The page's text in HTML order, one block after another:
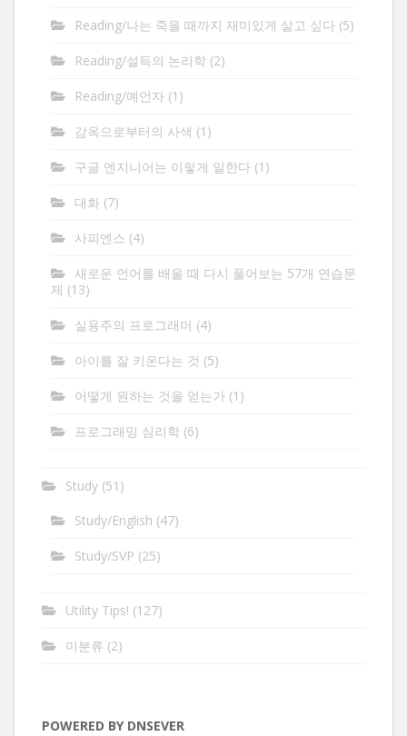
Reading/나는 죽을 때까지 재미있게 살고 싶다 (5)
Reading/설득의 논리학 (2)
Reading/예언자 (1)
감옥으로부터의 사색 (1)
구글 엔지니어는 이렇게 일한다 (1)
대화 (7)
사피엔스 (4)
새로운 언어를 배울 때 다시 풀어보는 57개 연습문
제 (13)
실용주의 프로그래머 (4)
아이를 잘 키운다는 것 (5)
어떻게 원하는 것을 얻는가 (1)
프로그래밍 심리학 (6)
Study (51)
Study/English (47)
Study/SVP (25)
Utility Tips! (127)
미분류 (2)
POWERED BY DNSEVER